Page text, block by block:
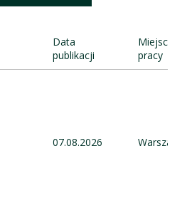
Data
publikacji
Miejsce
pracy
07.08.2026 Warszawa